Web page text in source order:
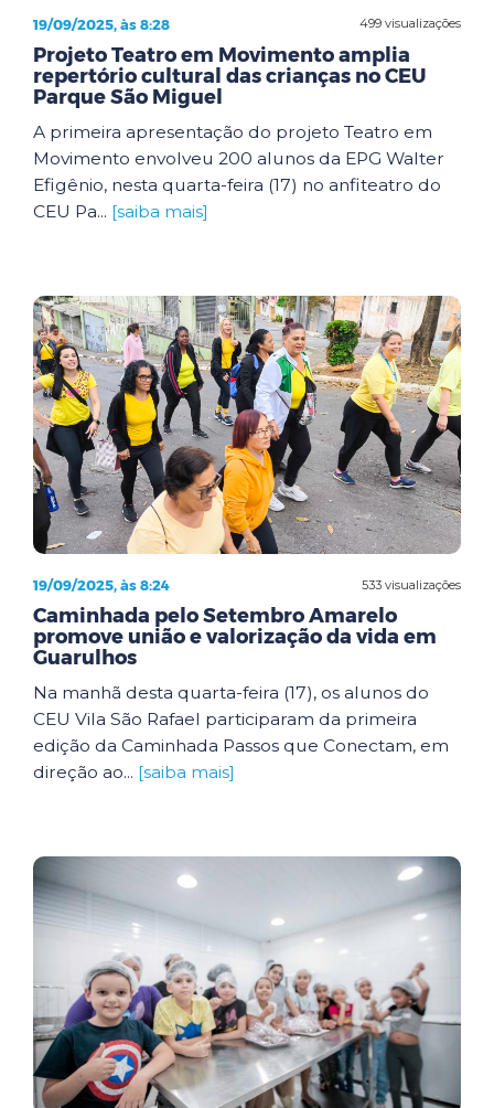
499 visualizações
19/09/2025, às 8:28
Projeto Teatro em Movimento amplia
repertório cultural das crianças no CEU
Parque São Miguel
A primeira apresentação do projeto Teatro em
Movimento envolveu 200 alunos da EPG Walter
Efigênio, nesta quarta-feira (17) no anfiteatro do
CEU Pa... [saiba mais]
533 visualizações
19/09/2025, às 8:24
Caminhada pelo Setembro Amarelo
promove união e valorização da vida em
Guarulhos
Na manhã desta quarta-feira (17), os alunos do
CEU Vila São Rafael participaram da primeira
edição da Caminhada Passos que Conectam, em
direção ao... [saiba mais]